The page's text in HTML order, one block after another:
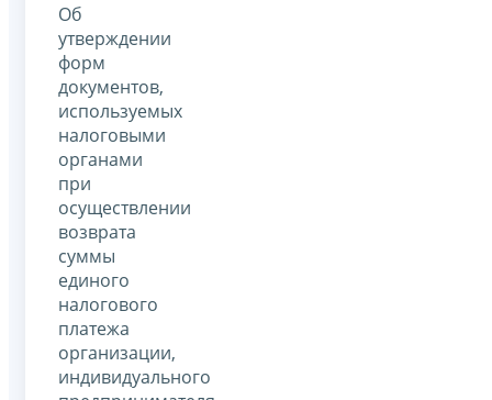
Об
утверждении
форм
документов,
используемых
налоговыми
органами
при
осуществлении
возврата
суммы
единого
налогового
платежа
организации,
индивидуального